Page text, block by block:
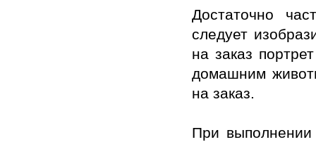
Достаточно
следует
на заказ
домашним
на заказ.
При